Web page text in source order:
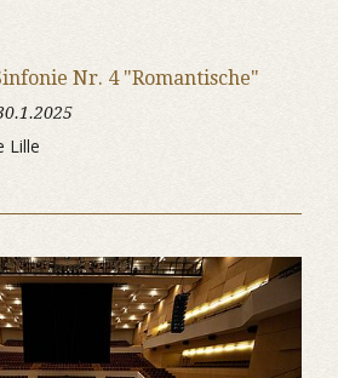
Nr. 4 "Romantische"
Lille